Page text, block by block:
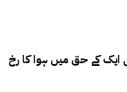
ایک کے حق میں ہوا کا رخ